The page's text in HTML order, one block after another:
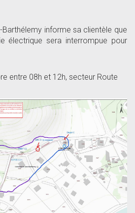
Barthélemy informe sa clientèle que
électrique sera interrompue pour
entre 08h et 12h, secteur Route